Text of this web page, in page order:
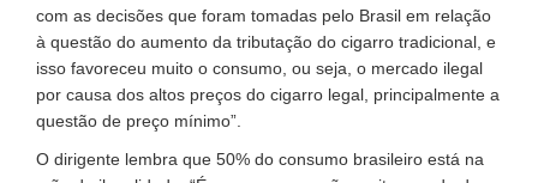
com as decisões que foram tomadas pelo Brasil em relação
à questão do aumento da tributação do cigarro tradicional, e
isso favoreceu muito o consumo, ou seja, o mercado ilegal
por causa dos altos preços do cigarro legal, principalmente a
questão de preço mínimo”.
O dirigente lembra que 50% do consumo brasileiro está na